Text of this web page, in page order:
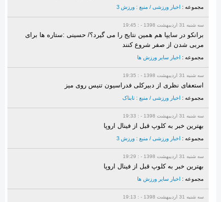
مجموعه : اخبار ورزشی / منبع : ورزش 3
سه شنبه 31 ارديبهشت 1398 - : 19:45
برانکو در سایپا هم همین نتایج را می گیرد؟/ حسینی :ستاره ها برای
مربی شدن از صفر شروع کنند
مجموعه : اخبار سایر ورزش ها
سه شنبه 31 ارديبهشت 1398 - : 19:35
استعفای نظری از دبیرکلی فدراسیون تنیس روی میز
مجموعه : اخبار ورزشی / منبع : تابناک
سه شنبه 31 ارديبهشت 1398 - : 19:33
بهترین خبر به کلوپ قبل از فینال اروپا
مجموعه : اخبار ورزشی / منبع : ورزش 3
سه شنبه 31 ارديبهشت 1398 - : 19:29
بهترین خبر به کلوپ قبل از فینال اروپا
مجموعه : اخبار سایر ورزش ها
سه شنبه 31 ارديبهشت 1398 - : 19:13